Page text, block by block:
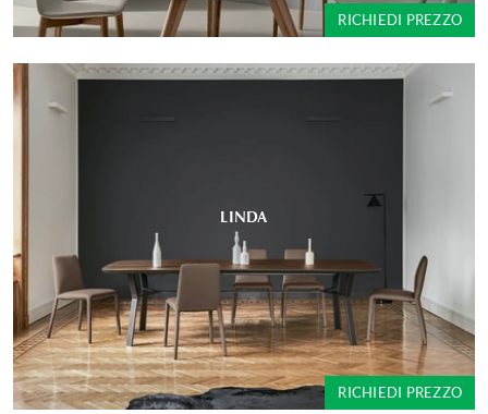
RICHIEDI PREZZO
LINDA
RICHIEDI PREZZO